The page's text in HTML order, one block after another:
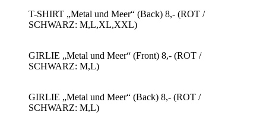
T-SHIRT „Metal und Meer“ (Back) 8,- (ROT /
SCHWARZ: M,L,XL,XXL)
GIRLIE „Metal und Meer“ (Front) 8,- (ROT /
SCHWARZ: M,L)
GIRLIE „Metal und Meer“ (Back) 8,- (ROT /
SCHWARZ: M,L)